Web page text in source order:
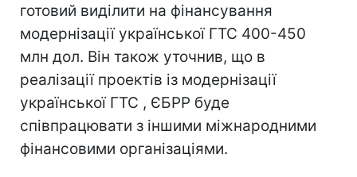
готовий виділити на фінансування
модернізації української ГТС 400-450
млн дол. Він також уточнив, що в
реалізації проектів із модернізації
української ГТС , ЄБРР буде
співпрацювати з іншими міжнародними
фінансовими організаціями.